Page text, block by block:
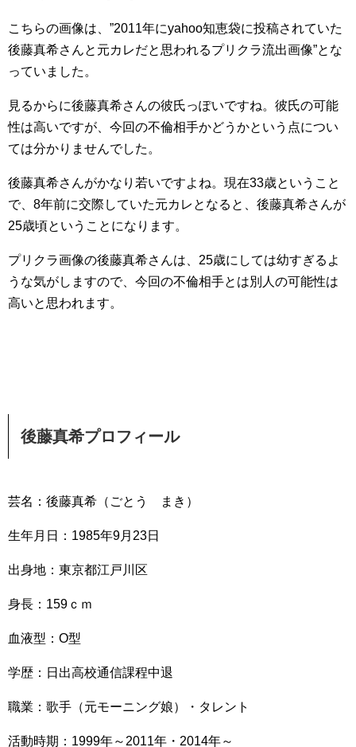
こちらの画像は、”2011年にyahoo知恵袋に投稿されていた
後藤真希さんと元カレだと思われるプリクラ流出画像”とな
っていました。
見るからに後藤真希さんの彼氏っぽいですね。彼氏の可能
性は高いですが、今回の不倫相手かどうかという点につい
ては分かりませんでした。
後藤真希さんがかなり若いですよね。現在33歳ということ
で、8年前に交際していた元カレとなると、後藤真希さんが
25歳頃ということになります。
プリクラ画像の後藤真希さんは、25歳にしては幼すぎるよ
うな気がしますので、今回の不倫相手とは別人の可能性は
高いと思われます。
後藤真希プロフィール
芸名：後藤真希（ごとう まき）
生年月日：1985年9月23日
出身地：東京都江戸川区
身長：159ｃｍ
血液型：O型
学歴：日出高校通信課程中退
職業：歌手（元モーニング娘）・タレント
活動時期：1999年～2011年・2014年～